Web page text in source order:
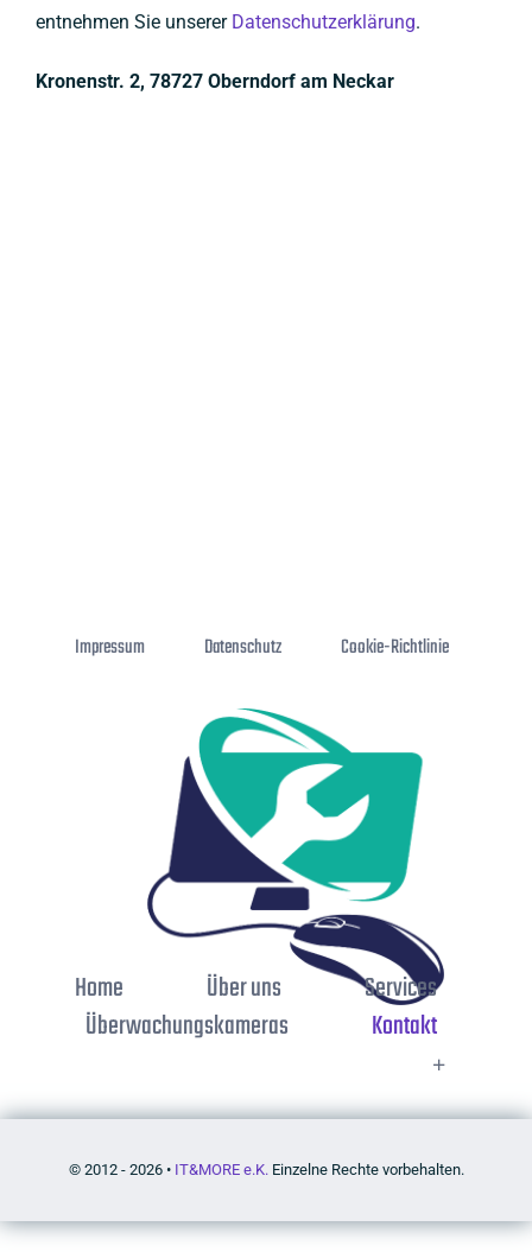
entnehmen Sie unserer Datenschutzerklärung.
Kronenstr. 2, 78727 Oberndorf am Neckar
Impressum Datenschutz Cookie-Richtlinie
Home Über uns
Services
Überwachungskameras
Kontakt
© 2012 - 2026 • IT&MORE e.K.Einzelne Rechte vorbehalten.